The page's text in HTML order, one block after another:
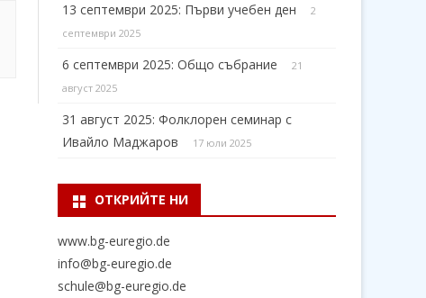
13 септември 2025: Първи учебен ден
2
септември 2025
6 септември 2025: Общо събрание
21
август 2025
31 август 2025: Фолклорен семинар с
Ивайло Маджаров
17 юли 2025
ОТКРИЙТЕ НИ
www.bg-euregio.de
info@bg-euregio.de
schule@bg-euregio.de